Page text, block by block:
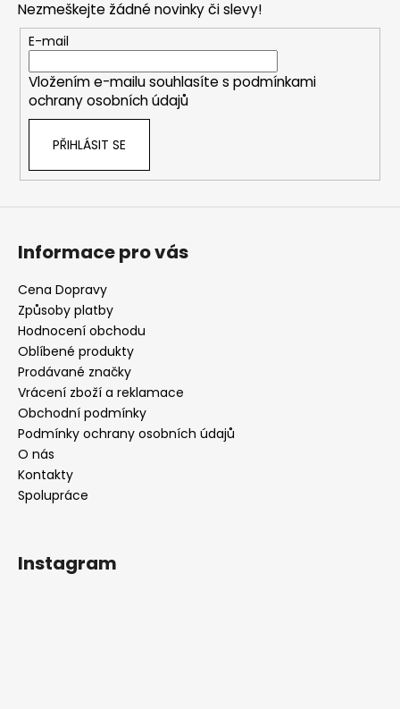
Nezmeškejte žádné novinky či slevy!
E-mail
Vložením e-mailu souhlasíte s podmínkami
ochrany osobních údajů
PŘIHLÁSIT SE
Informace pro vás
Cena Dopravy
Způsoby platby
Hodnocení obchodu
Oblíbené produkty
Prodávané značky
Vrácení zboží a reklamace
Obchodní podmínky
Podmínky ochrany osobních údajů
O nás
Kontakty
Spolupráce
Instagram